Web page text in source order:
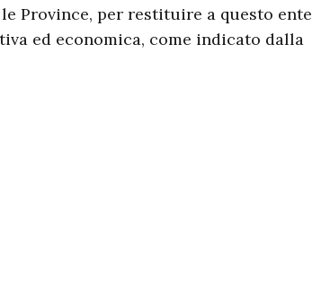
Province, per restituire a questo ente
ed economica, come indicato dalla